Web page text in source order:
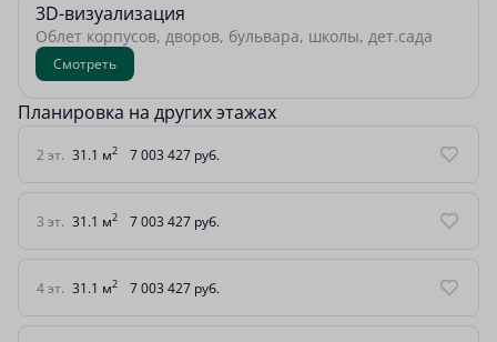
3D-визуализация
Облет корпусов, дворов, бульвара, школы, дет.сада
Смотреть
Планировка на других этажах
2 эт. 31.1 м2 7 003 427 руб.
3 эт. 31.1 м2 7 003 427 руб.
4 эт. 31.1 м2 7 003 427 руб.